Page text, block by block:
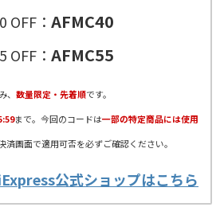
OFF： AFMC40
OFF： AFMC55
数量限定・先着順です。
まで。今回のコードは一部の特定商品には使用
済画面で適用可否を必ずご確認ください。
公式ショップはこちら